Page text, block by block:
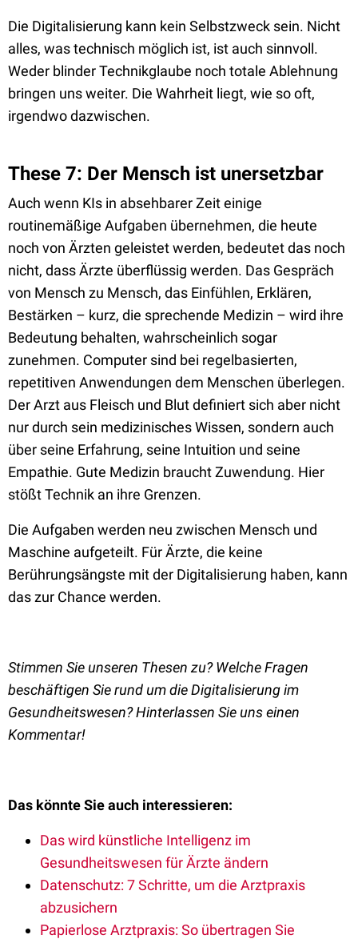
Die Digitalisierung kann kein Selbstzweck sein. Nicht
alles, was technisch möglich ist, ist auch sinnvoll.
Weder blinder Technikglaube noch totale Ablehnung
bringen uns weiter. Die Wahrheit liegt, wie so oft,
irgendwo dazwischen.
These 7: Der Mensch ist unersetzbar
Auch wenn KIs in absehbarer Zeit einige
routinemäßige Aufgaben übernehmen, die heute
noch von Ärzten geleistet werden, bedeutet das noch
nicht, dass Ärzte überflüssig werden. Das Gespräch
von Mensch zu Mensch, das Einfühlen, Erklären,
Bestärken – kurz, die sprechende Medizin – wird ihre
Bedeutung behalten, wahrscheinlich sogar
zunehmen. Computer sind bei regelbasierten,
repetitiven Anwendungen dem Menschen überlegen.
Der Arzt aus Fleisch und Blut definiert sich aber nicht
nur durch sein medizinisches Wissen, sondern auch
über seine Erfahrung, seine Intuition und seine
Empathie. Gute Medizin braucht Zuwendung. Hier
stößt Technik an ihre Grenzen.
Die Aufgaben werden neu zwischen Mensch und
Maschine aufgeteilt. Für Ärzte, die keine
Berührungsängste mit der Digitalisierung haben, kann
das zur Chance werden.
Stimmen Sie unseren Thesen zu? Welche Fragen
beschäftigen Sie rund um die Digitalisierung im
Gesundheitswesen? Hinterlassen Sie uns einen
Kommentar!
Das könnte Sie auch interessieren:
Das wird künstliche Intelligenz im
Gesundheitswesen für Ärzte ändern
Datenschutz: 7 Schritte, um die Arztpraxis
abzusichern
Papierlose Arztpraxis: So übertragen Sie